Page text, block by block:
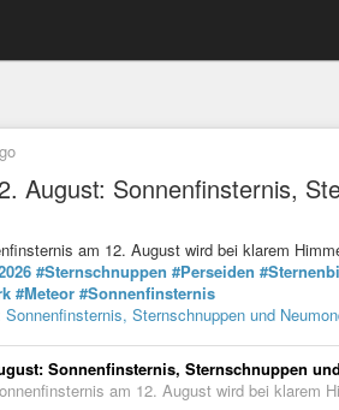
August: Sonnenfinsternis,
am 12. August wird bei klarem
#Sternschnuppen #Perseiden
#Meteor #Sonnenfinsternis
Sternschnuppen und
Sonnenfinsternis, Sternschnuppen
am 12. August wird bei klarem